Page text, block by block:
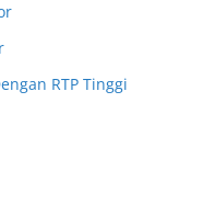
RTP Tinggi